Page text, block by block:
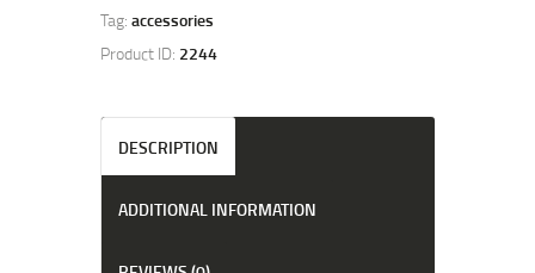
Tag: accessories
Product ID: 2244
DESCRIPTION
ADDITIONAL INFORMATION